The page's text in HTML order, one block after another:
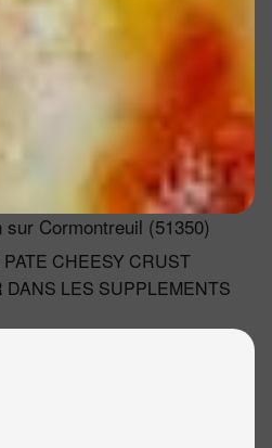
Cormontreuil (51350)
CHEESY CRUST
DANS LES SUPPLEMENTS